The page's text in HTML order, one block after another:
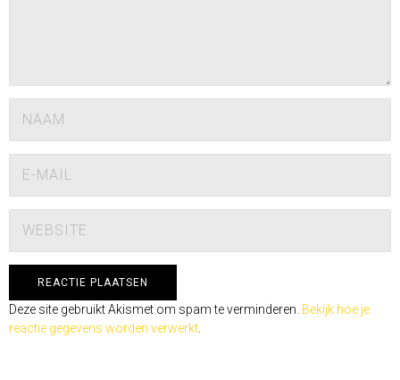
Deze site gebruikt Akismet om spam te verminderen. Bekijk hoe je
reactie gegevens worden verwerkt.